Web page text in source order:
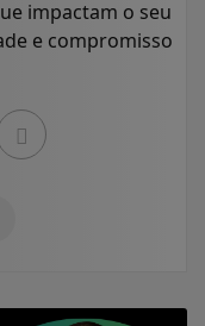
impactam o seu
e compromisso